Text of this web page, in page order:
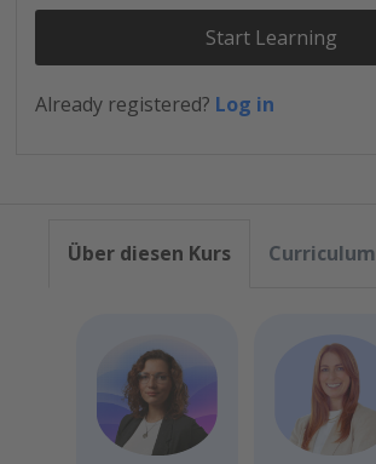
Start Learning
Already registered? Log in
Über diesen Kurs Curriculum